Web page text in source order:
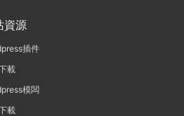
資源
插件
載
模闆
載